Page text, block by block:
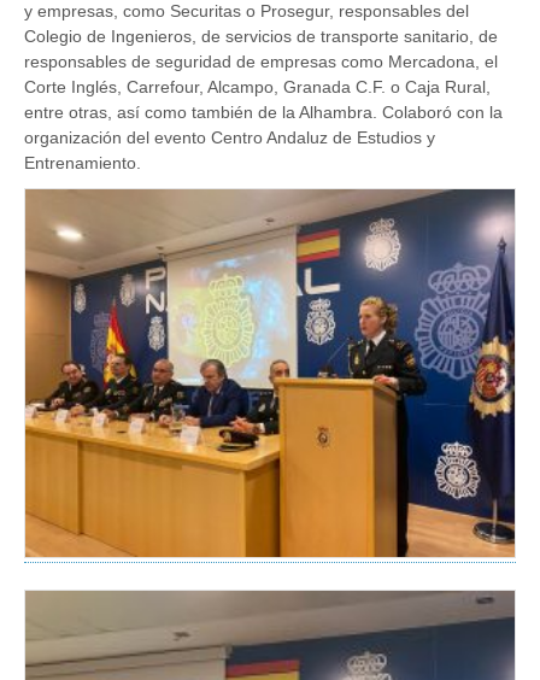
y empresas, como Securitas o Prosegur, responsables del
Colegio de Ingenieros, de servicios de transporte sanitario, de
responsables de seguridad de empresas como Mercadona, el
Corte Inglés, Carrefour, Alcampo, Granada C.F. o Caja Rural,
entre otras, así como también de la Alhambra. Colaboró con la
organización del evento Centro Andaluz de Estudios y
Entrenamiento.